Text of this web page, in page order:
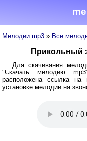
Мелодии mp3 » Все
Прикольный
Для скачивания
"Скачать мелодию
расположена ссылка на
установке мелодии на